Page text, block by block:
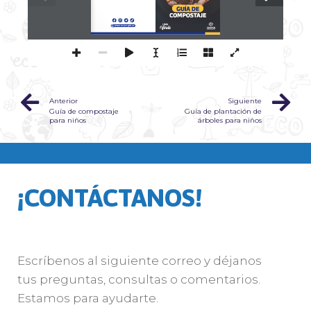
COMPOSTAJE
GUÍA DE
Anterior
Guía de compostaje
para niños
Siguiente
Guía de plantación de
árboles para niños
¡CONTÁCTANOS!
Escríbenos al siguiente correo y déjanos
tus preguntas, consultas o comentarios.
Estamos para ayudarte.